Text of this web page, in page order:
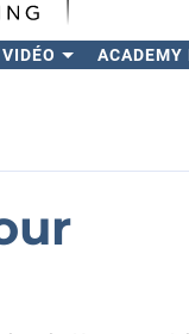
VIDÉO ACADEMY